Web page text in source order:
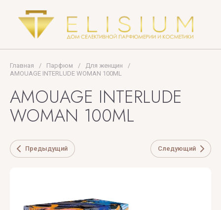
Главная / Парфюм / Для женщин
/
AMOUAGE INTERLUDE WOMAN 100ML
AMOUAGE INTERLUDE
WOMAN 100ML
Предыдущий Следующий
Tom
Ford
U
LUXURY
V
Canto
GABAI
X Y
Saint
Laurent
Z
ZILLI